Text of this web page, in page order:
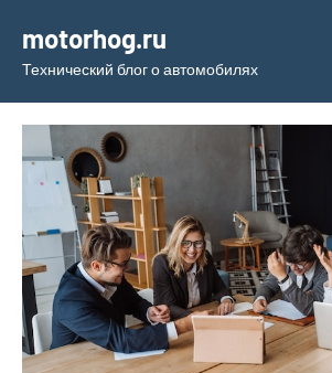
содержимому
motorhog.ru
Технический блог о автомобилях